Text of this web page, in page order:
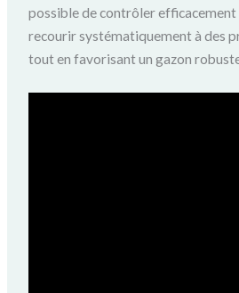
possible de contrôler efficacement
recourir systématiquement à des
tout en favorisant un gazon